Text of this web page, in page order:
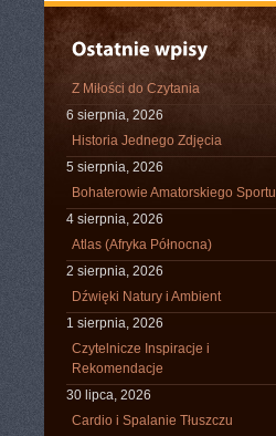
Z Miłości do Czytania
6 sierpnia, 2026
Historia Jednego Zdjęcia
5 sierpnia, 2026
Bohaterowie Amatorskiego Sportu
4 sierpnia, 2026
Atlas (Afryka Północna)
2 sierpnia, 2026
Dźwięki Natury i Ambient
1 sierpnia, 2026
Czytelnicze Inspiracje i
Rekomendacje
30 lipca, 2026
Cardio i Spalanie Tłuszczu